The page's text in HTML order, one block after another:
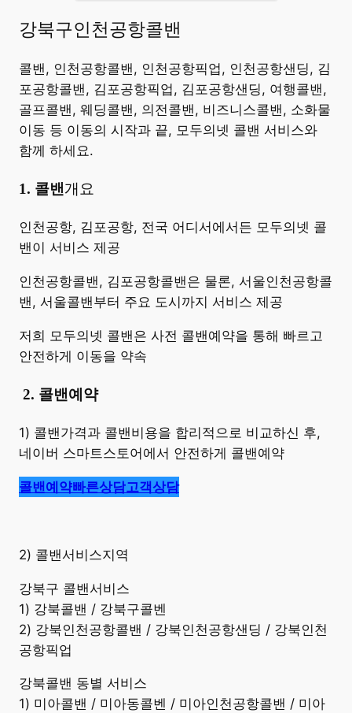
강북구인천공항콜밴
콜밴, 인천공항콜밴, 인천공항픽업, 인천공항샌딩, 김
포공항콜밴, 김포공항픽업, 김포공항샌딩, 여행콜밴,
골프콜밴, 웨딩콜밴, 의전콜밴, 비즈니스콜밴, 소화물
이동 등 이동의 시작과 끝, 모두의넷 콜밴 서비스와
함께 하세요.
​1. 콜밴 개요
​인천공항, 김포공항, 전국 어디서에서든 모두의넷 콜
밴이 서비스 제공
인천공항콜밴, 김포공항콜밴은 물론, 서울인천공항콜
밴, 서울콜밴부터 주요 도시까지 서비스 제공
저희 모두의넷 콜밴은 사전 콜밴예약을 통해 빠르고
안전하게 이동을 약속
2. 콜밴예약
1) 콜밴가격과 콜밴비용을 합리적으로 비교하신 후,
네이버 스마트스토어에서 안전하게 콜밴예약
콜밴예약빠른상담고객상담
2) 콜밴서비스지역
강북구 콜밴서비스
1) 강북콜밴 / 강북구콜벤
2) 강북인천공항콜밴 / 강북인천공항샌딩 / 강북인천
공항픽업
강북콜밴 동별 서비스
1) 미아콜밴 / 미아동콜벤 / 미아인천공항콜밴 / 미아